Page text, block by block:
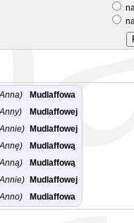
Mudlaffowa
Mudlaffowej
Mudlaffowej
Mudlaffową
Mudlaffową
Mudlaffowej
Mudlaffowa